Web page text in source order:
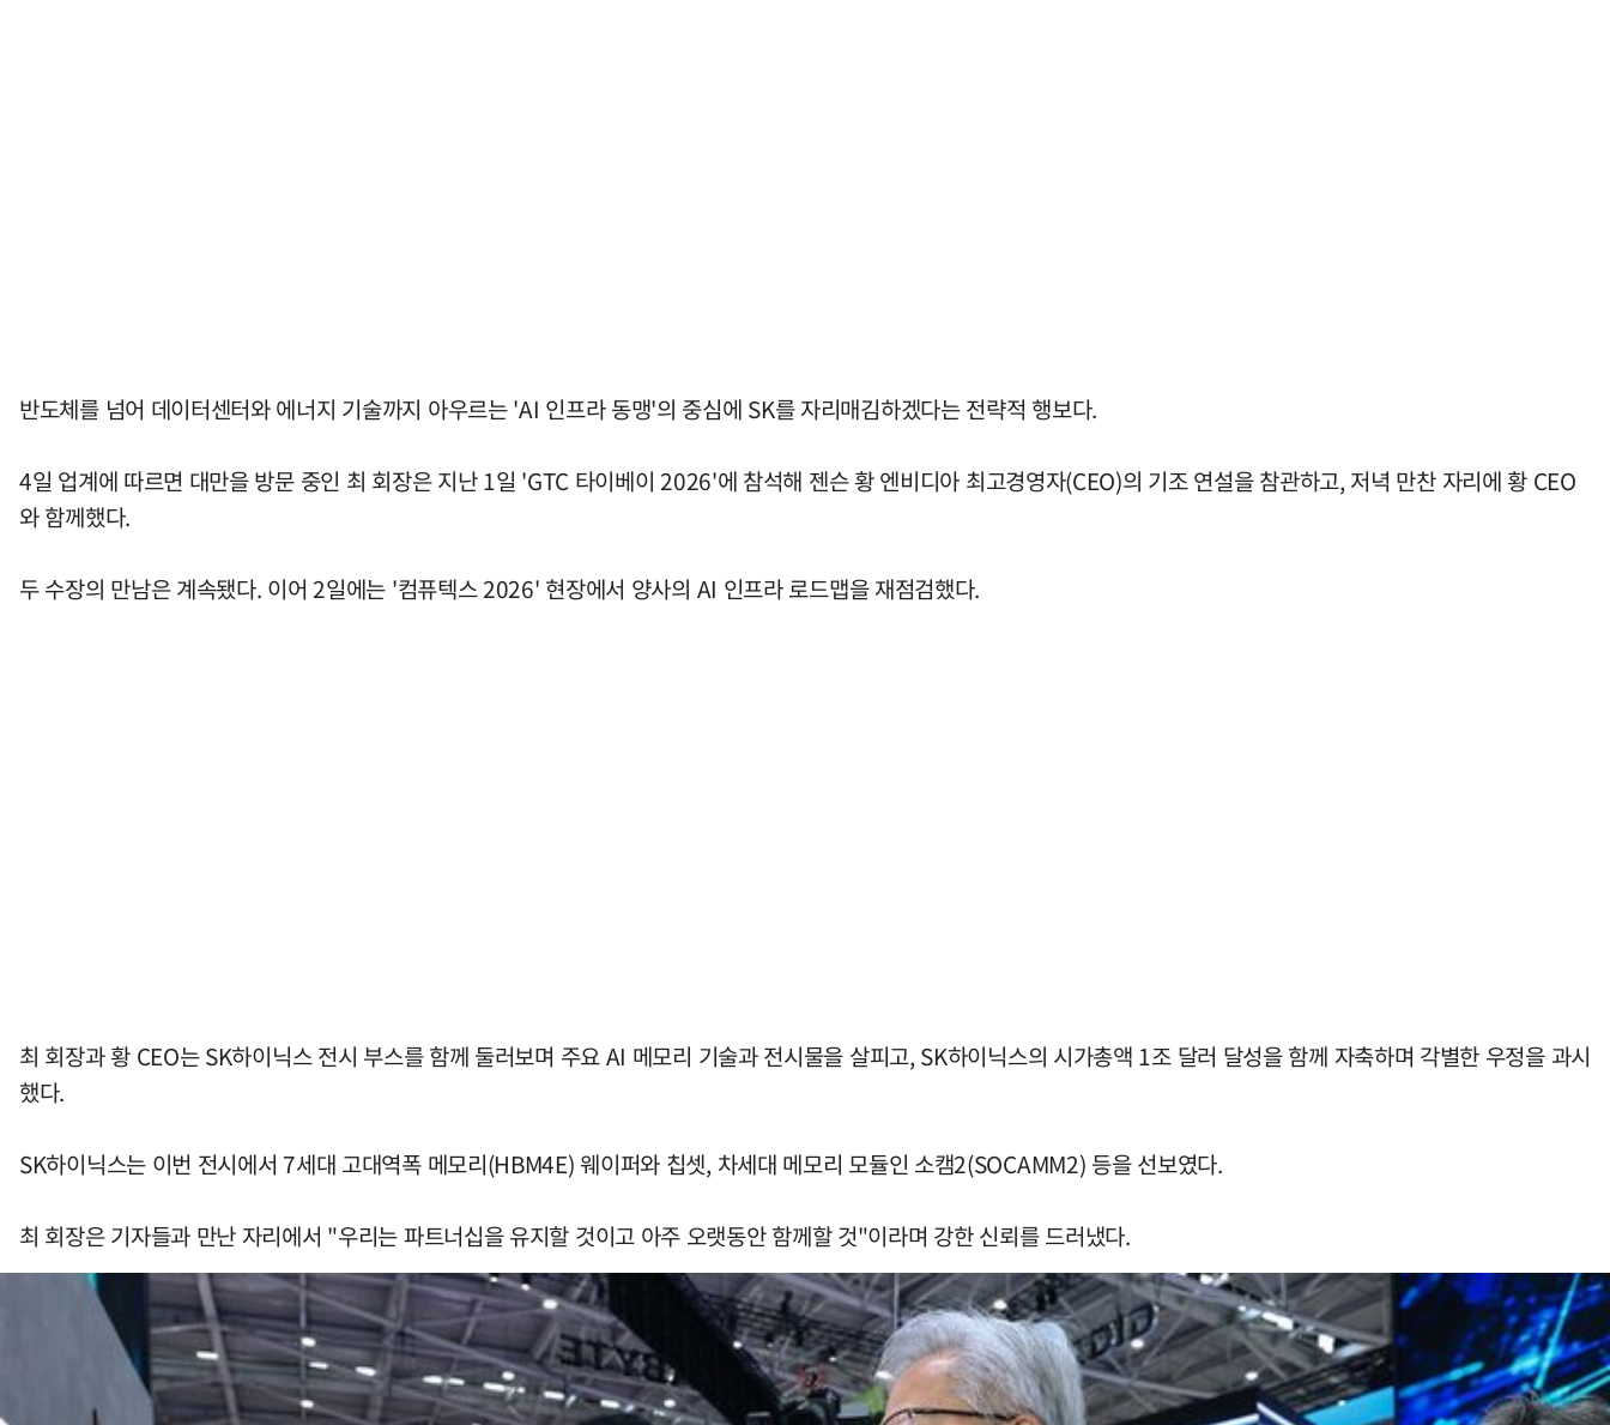
반도체를 넘어 데이터센터와 에너지 기술까지 아우르는 'AI 인프라 동맹'의 중심에 SK를 자리매김하겠다는 전략적 행보다.
4일 업계에 따르면 대만을 방문 중인 최 회장은 지난 1일 'GTC 타이베이 2026'에 참석해 젠슨 황 엔비디아 최고경영자(CEO)의 기조 연설을 참관하고, 저녁 만찬 자리에 황 CEO
와 함께했다.
두 수장의 만남은 계속됐다. 이어 2일에는 '컴퓨텍스 2026' 현장에서 양사의 AI 인프라 로드맵을 재점검했다.
최 회장과 황 CEO는 SK하이닉스 전시 부스를 함께 둘러보며 주요 AI 메모리 기술과 전시물을 살피고, SK하이닉스의 시가총액 1조 달러 달성을 함께 자축하며 각별한 우정을 과시
했다.
SK하이닉스는 이번 전시에서 7세대 고대역폭 메모리(HBM4E) 웨이퍼와 칩셋, 차세대 메모리 모듈인 소캠2(SOCAMM2) 등을 선보였다.
최 회장은 기자들과 만난 자리에서 "우리는 파트너십을 유지할 것이고 아주 오랫동안 함께할 것"이라며 강한 신뢰를 드러냈다.